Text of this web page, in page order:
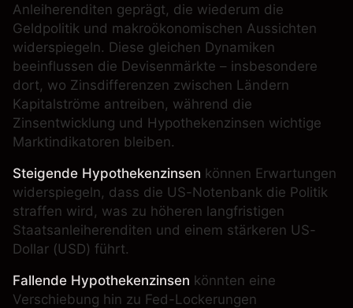
Anleiherenditen geprägt, die wiederum die
Geldpolitik und makroökonomischen Aussichten
widerspiegeln. Diese gleichen Dynamiken
beeinflussen die Devisenmärkte – insbesondere
dort, wo Zinsdifferenzen zwischen Ländern
Kapitalströme antreiben, während die
Zinsentwicklung und Hypothekenzinsen wichtige
Marktindikatoren bleiben.
Steigende Hypothekenzinsen können Erwartungen
widerspiegeln, dass die US-Notenbank die Politik
straffen wird, was zu höheren langfristigen
Staatsanleiherenditen und einem stärkeren US-
Dollar (USD) führt.
Fallende Hypothekenzinsen könnten eine
Verschiebung hin zu Fed-Lockerungen